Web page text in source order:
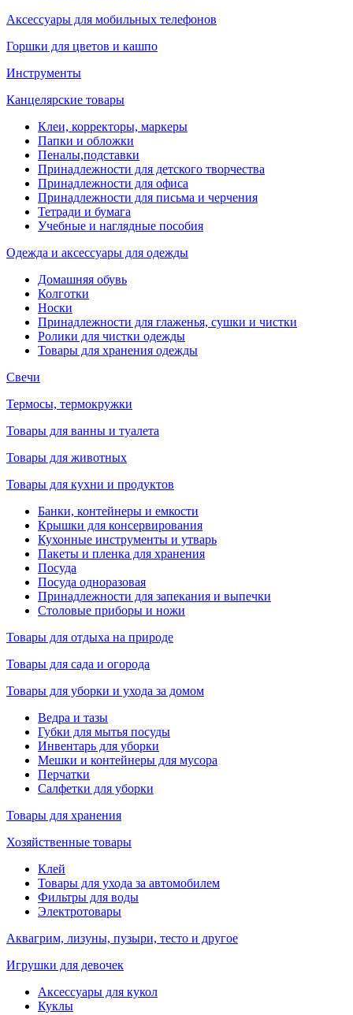
Аксессуары для мобильных телефонов
Горшки для цветов и кашпо
Инструменты
Канцелярские товары
Клеи, корректоры, маркеры
Папки и обложки
Пеналы,подставки
Принадлежности для детского творчества
Принадлежности для офиса
Принадлежности для письма и черчения
Тетради и бумага
Учебные и наглядные пособия
Одежда и аксессуары для одежды
Домашняя обувь
Колготки
Носки
Принадлежности для глаженья, сушки и чистки
Ролики для чистки одежды
Товары для хранения одежды
Свечи
Термосы, термокружки
Товары для ванны и туалета
Товары для животных
Товары для кухни и продуктов
Банки, контейнеры и емкости
Крышки для консервирования
Кухонные инструменты и утварь
Пакеты и пленка для хранения
Посуда
Посуда одноразовая
Принадлежности для запекания и выпечки
Столовые приборы и ножи
Товары для отдыха на природе
Товары для сада и огорода
Товары для уборки и ухода за домом
Ведра и тазы
Губки для мытья посуды
Инвентарь для уборки
Мешки и контейнеры для мусора
Перчатки
Салфетки для уборки
Товары для хранения
Хозяйственные товары
Клей
Товары для ухода за автомобилем
Фильтры для воды
Электротовары
Аквагрим, лизуны, пузыри, тесто и другое
Игрушки для девочек
Аксессуары для кукол
Куклы